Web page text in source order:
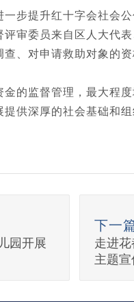
步提升红十字会社会
审委员来自区人大代
、对申请救助对象的
的监督管理，最大程
供深厚的社会基础和组
园开展
下一
走进
主题